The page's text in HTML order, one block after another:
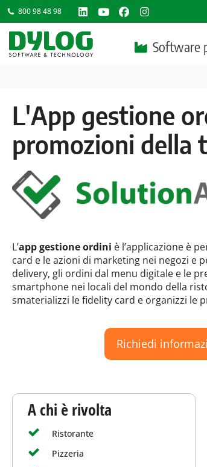
800 98 48 98
Linkedin
page
opens
window
YouTube
window
Facebook
page
opens
window
Instagram
opens
window
Software
L'App gestione
promozioni della
L’app gestione ordini è l’applicazione è
card e le azioni di marketing nei negozi e
delivery, gli ordini dal menu digitale e le
smartphone nei locali del mondo della
smaterializzi le fidelity card e organizzi le
Richiedi
A chi è rivolta
Ristorante
Pizzeria